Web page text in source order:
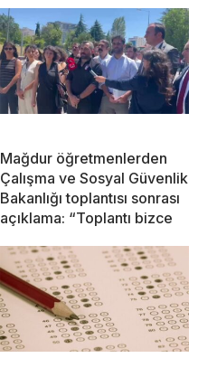
Mağdur öğretmenlerden
Çalışma ve Sosyal Güvenlik
Bakanlığı toplantısı sonrası
açıklama: “Toplantı bizce